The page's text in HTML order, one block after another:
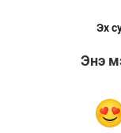
Эх
Энэ